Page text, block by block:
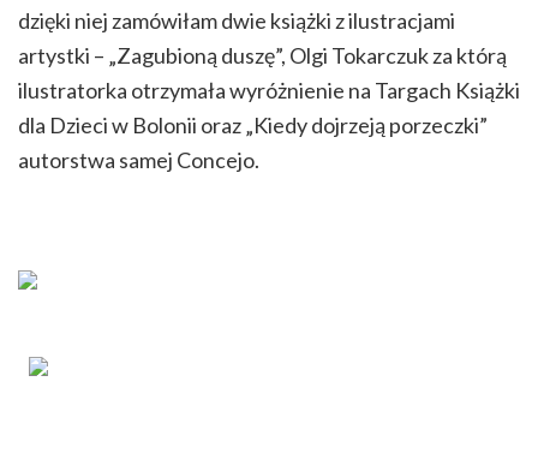
dzięki niej zamówiłam dwie książki z ilustracjami
artystki – „Zagubioną duszę”, Olgi Tokarczuk za którą
ilustratorka otrzymała wyróżnienie na Targach Książki
dla Dzieci w Bolonii oraz „Kiedy dojrzeją porzeczki”
autorstwa samej Concejo.